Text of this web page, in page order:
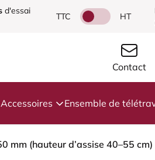
d'essai
TTC HT
Contact
Accessoires Ensemble de